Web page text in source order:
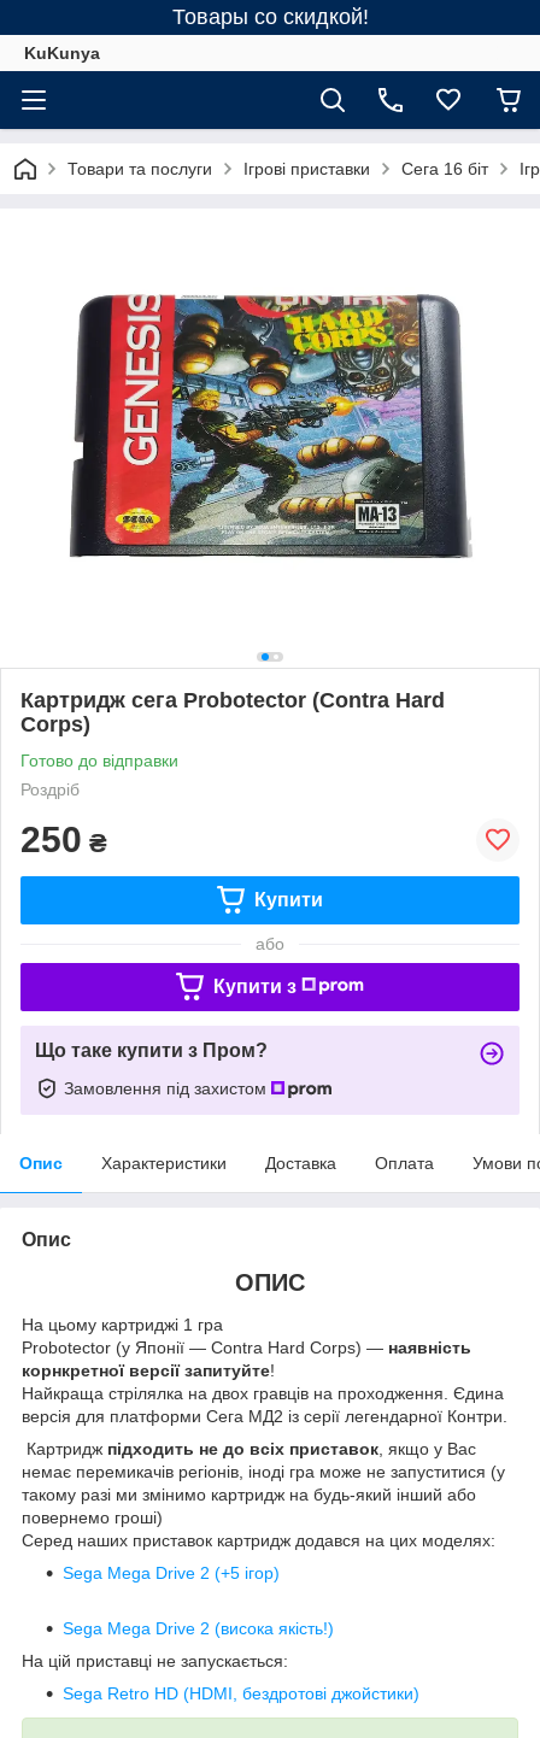
Товары со скидкой!
KuKunya
Товари та послуги Ігрові приставки Сега 16 біт
Картридж ceга Probotector (Contra Hard
Corps)
Готово до відправки
Роздріб
250 ₴
Купити
або
Купити з
Що таке купити з Пром?
Замовлення під захистом
Опис Характеристики Доставка Оплата Умови
Опис
ОПИС
На цьому картриджі 1 гра
Probotector (у Японії — Contra Hard Corps) — наявність
корнкретної версії запитуйте!
Найкраща стрілялка на двох гравців на проходження. Єдина
версія для платформи Сега МД2 із серії легендарної Контри.
Картридж підходить не до всіх приставок, якщо у Вас
немає перемикачів регіонів, іноді гра може не запуститися (у
такому разі ми змінимо картридж на будь-який інший або
повернемо гроші)
Серед наших приставок картридж додався на цих моделях:
Sega Mega Drive 2 (+5 ігор)
Sega Mega Drive 2 (висока якість!)
На цій приставці не запускається:
Sega Retro HD (HDMI, бездротові джойстики)